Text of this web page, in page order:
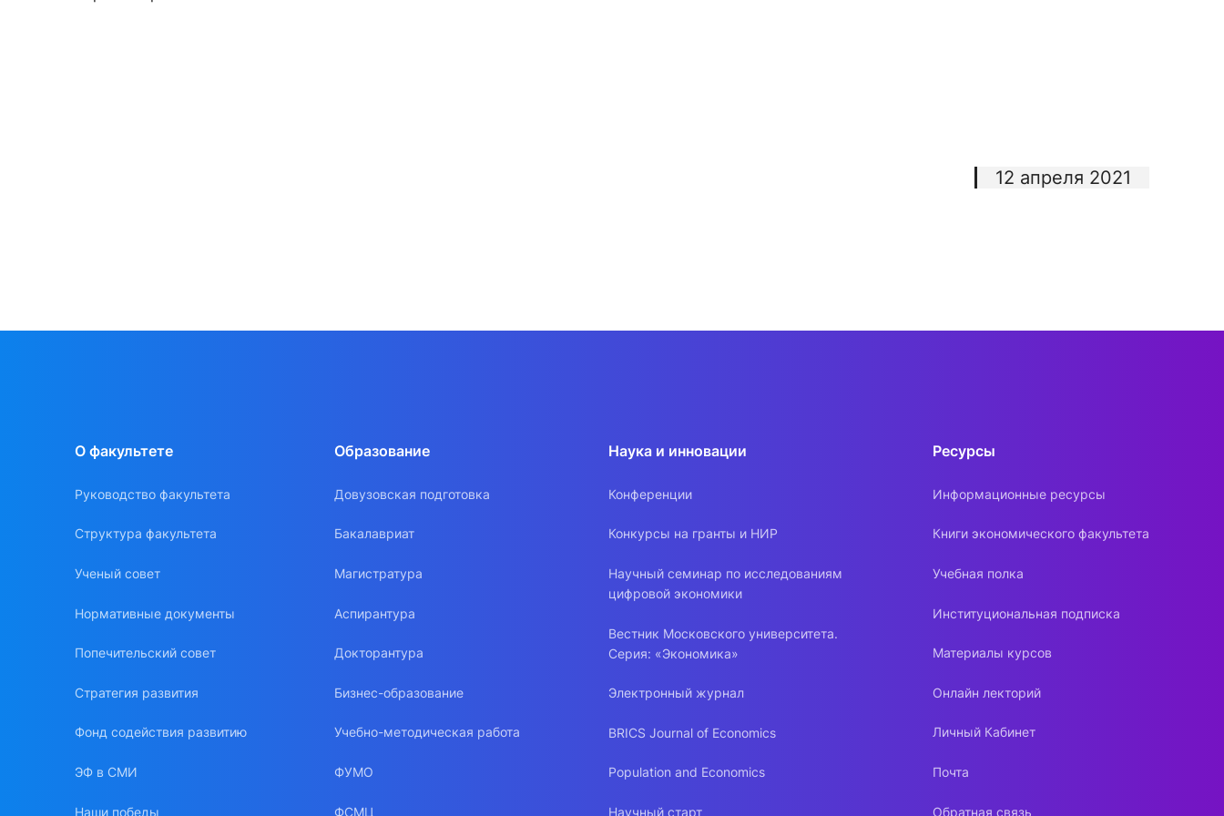
12 апреля 2021
О факультете
Руководство факультета
Структура факультета
Ученый совет
Нормативные документы
Попечительский совет
Стратегия развития
Фонд содействия развитию
ЭФ в СМИ
Наши победы
Образование
Довузовская подготовка
Бакалавриат
Магистратура
Аспирантура
Докторантура
Бизнес-образование
Учебно-методическая работа
ФУМО
ФСМЦ
Наука и инновации
Конференции
Конкурсы на гранты и НИР
Научный семинар по исследованиям
цифровой экономики
Вестник Московского университета.
Серия: «Экономика»
Электронный журнал
BRICS Journal of Economics
Population and Economics
Научный старт
Ресурсы
Информационные ресурсы
Книги экономического факультета
Учебная полка
Институциональная подписка
Материалы курсов
Онлайн лекторий
Личный Кабинет
Почта
Обратная связь